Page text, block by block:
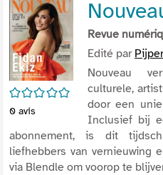
/5
0 avis
Revue
Edité par
Nouveau
culturele,
door een
Inclusief bij
abonnement, is dit
liefhebbers van vernieuwing
via Blendle om voorop te